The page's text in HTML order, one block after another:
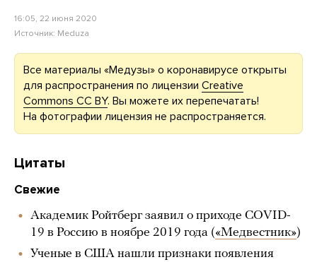
16:05, 22 июня 2020
Источник: Meduza
Все материалы «Медузы» о коронавирусе открыты
для распространения по лицензии Creative
Commons CC BY. Вы можете их перепечатать!
На фотографии лицензия не распространяется.
Цитаты
Свежие
Академик Ройтберг заявил о приходе COVID-
19 в Россию в ноябре 2019 года («Медвестник»)
Ученые в США нашли признаки появления